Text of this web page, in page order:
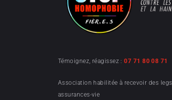
Témoignez, réagissez :07 71 80 08 71
Association habilitée à recevoir des
assurances-vie